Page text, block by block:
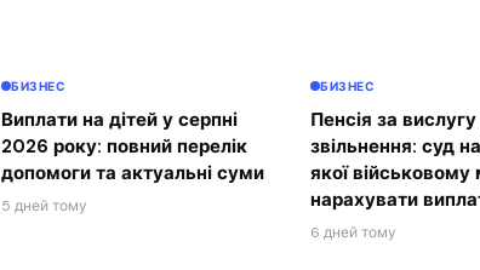
БИЗНЕС
Виплати на дітей у серпні
2026 року: повний перелік
допомоги та актуальні суми
5 дней тому
БИЗНЕС
Пенсія за вислугу
звільнення: суд
якої
нарахувати
6 дней тому